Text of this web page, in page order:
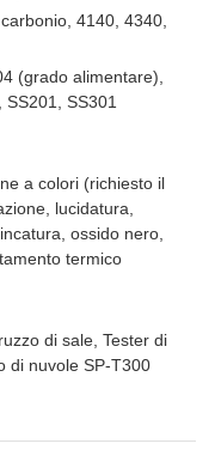
4140, 4340,
(grado alimentare),
SS301
a colori (richiesto il
lucidatura,
ossido nero,
termico
di sale, Tester di
di nuvole SP-T300